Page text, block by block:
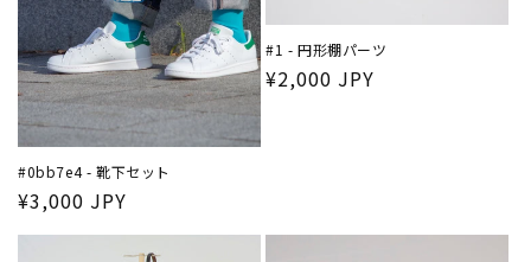
#0bb7e4 - 靴下セット
通
常
¥3,000 JPY
#1 - 円形棚パーツ
通
¥2,000 JPY